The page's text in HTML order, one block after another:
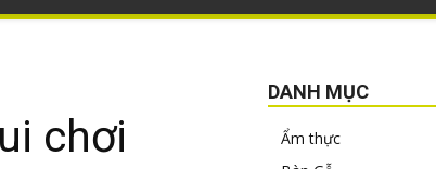
chơi
DANH MỤC
Ẩm thực